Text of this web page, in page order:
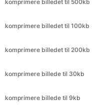
komprimere billedet til 200kb
komprimere billede til 30kb
komprimere billede til 9kb
komprimere billedet til 6kb
komprimere billede til 3kb